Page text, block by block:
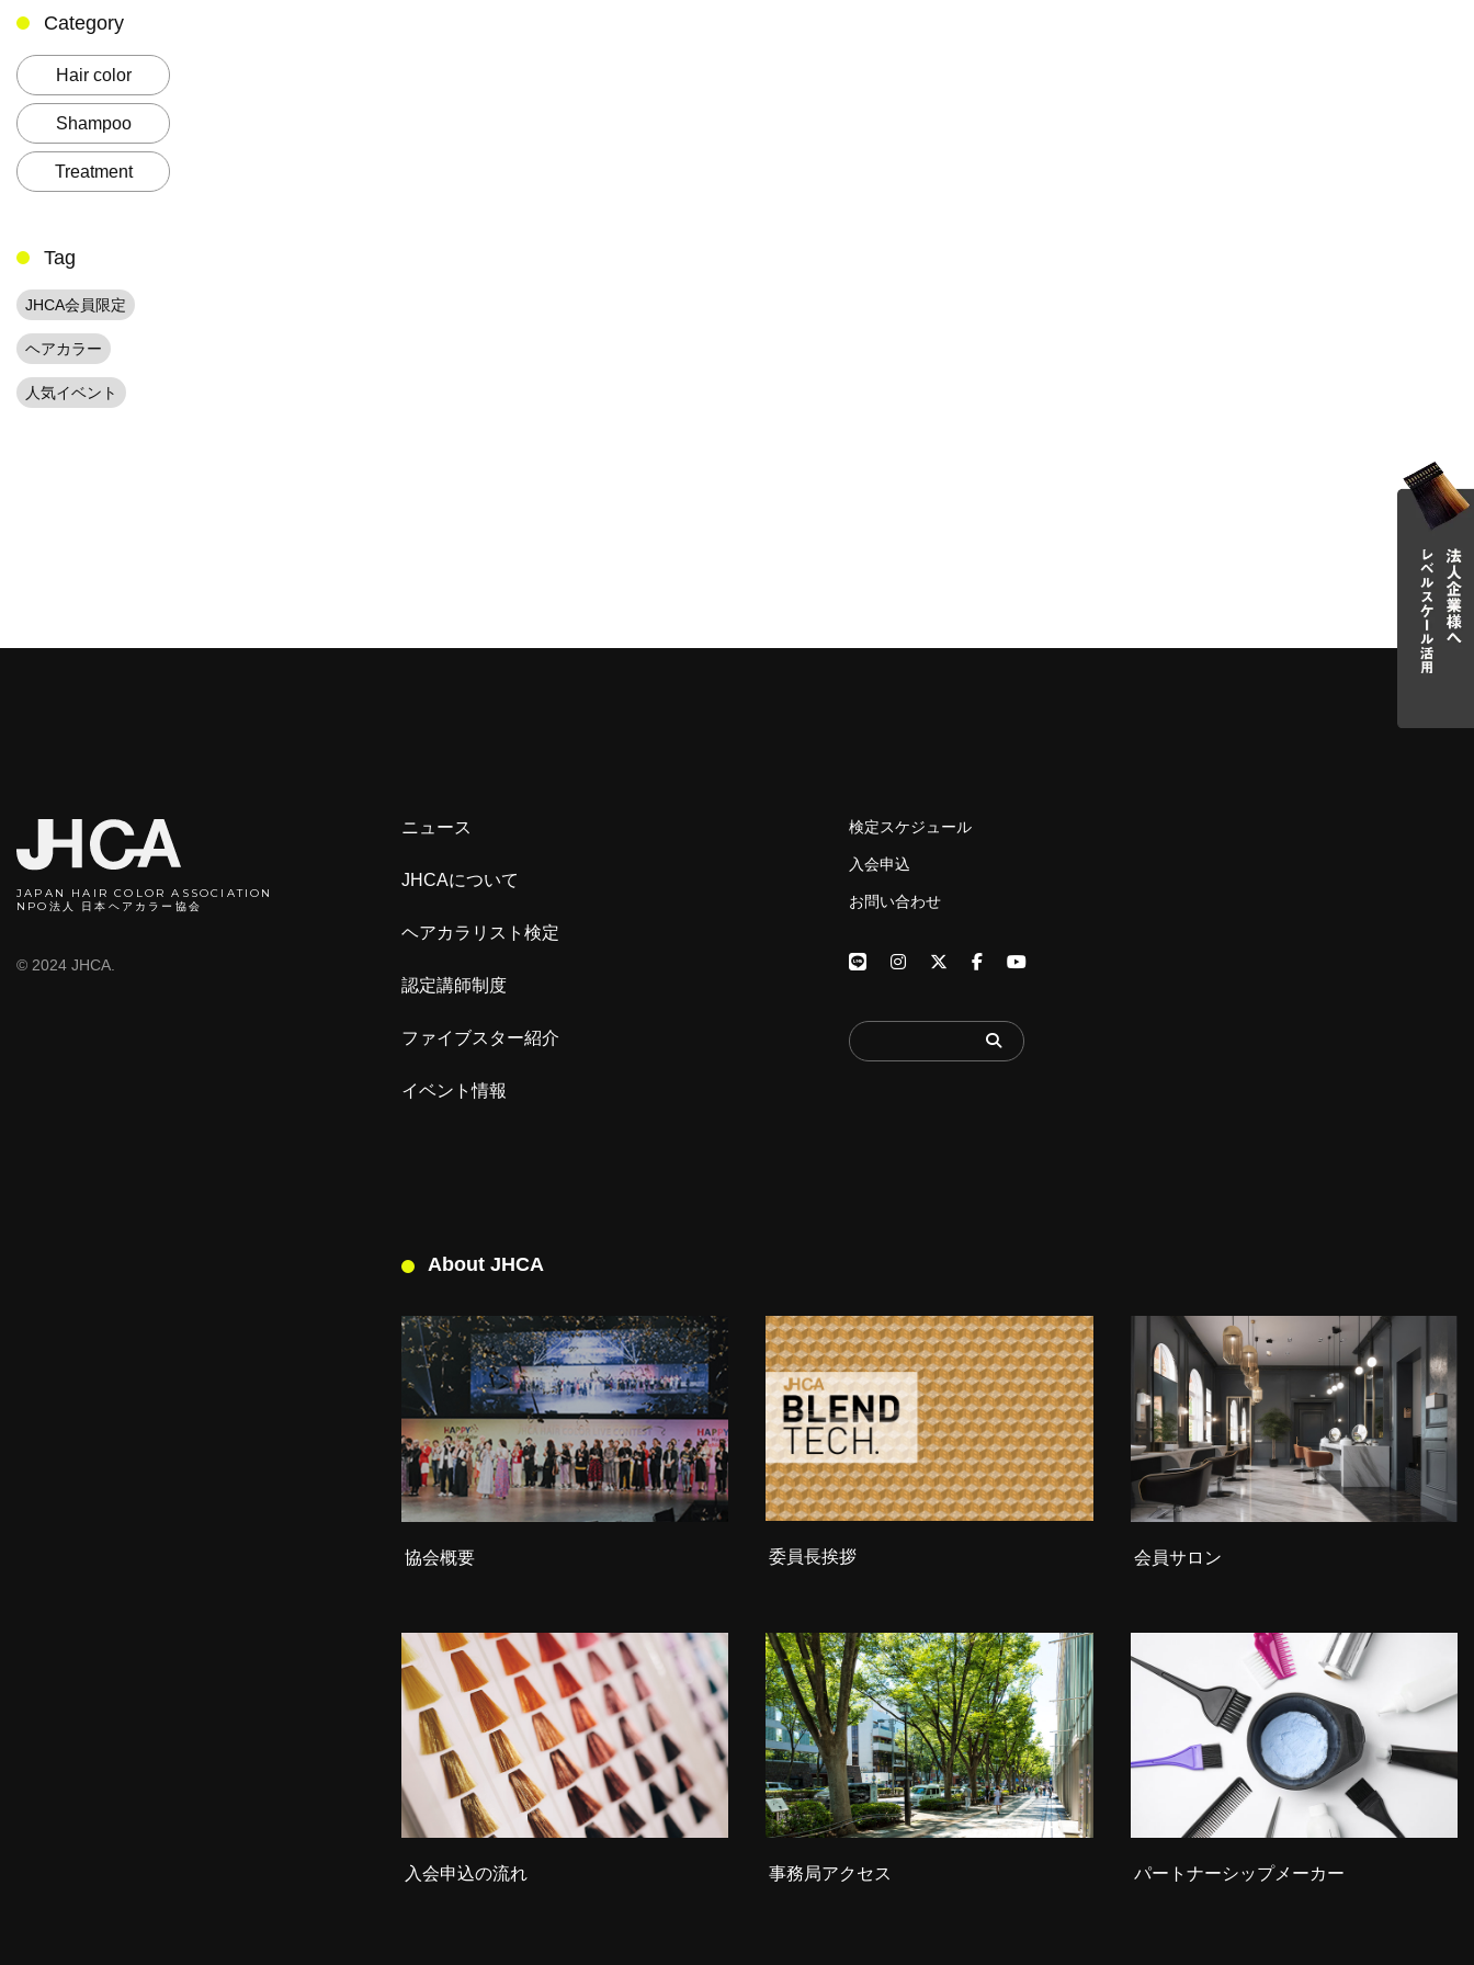
Category
Hair color
Shampoo
Treatment
Tag
JHCA会員限定
ヘアカラー
人気イベント
JAPAN HAIR COLOR ASSOCIATION
NPO法人 日本ヘアカラー協会
© 2024 JHCA.
ニュース
JHCAについて
ヘアカラリスト検定
認定講師制度
ファイブスター紹介
イベント情報
検定スケジュール
入会申込
お問い合わせ
About JHCA
協会概要 委員長挨拶 会員サロン
入会申込の流れ 事務局アクセス パートナーシップメーカー